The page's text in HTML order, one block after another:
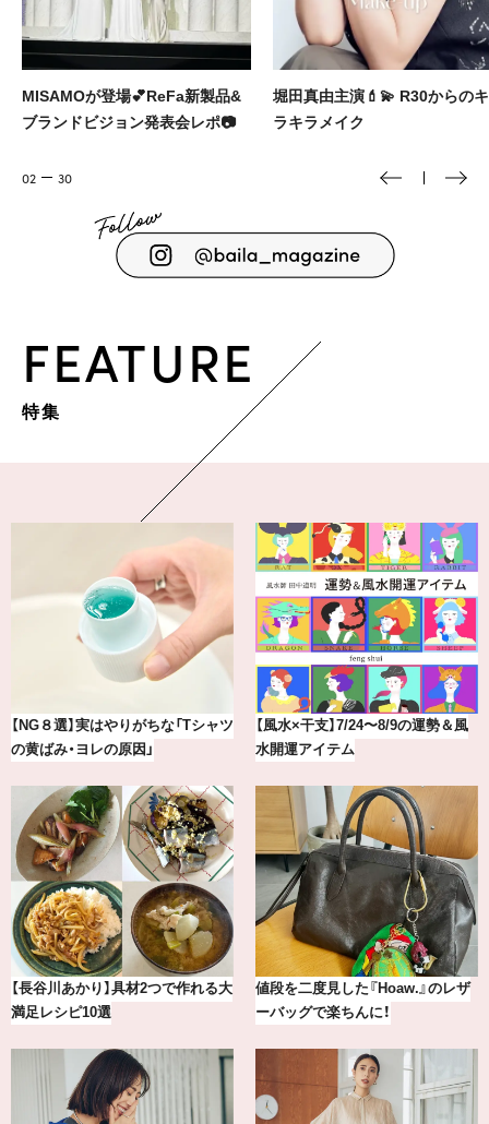
堀田真由主演💄💫 R30からのキ
ラキラメイク
大人に似合う本命ブランドの
アクセをBAILAが厳選🎀
03 30
FEATURE
特集
最新版！東京都内のおしゃれな朝活
カフェ＆モーニング9選
気分が上がる「フルラ」のアイウェ
アを「眼鏡市場」で探して。
【2026年8月】鏡リュウジの12星座
別占い
冷凍宅配食【nosh-ナッシュ】で叶
える、がんばる私の「がん…